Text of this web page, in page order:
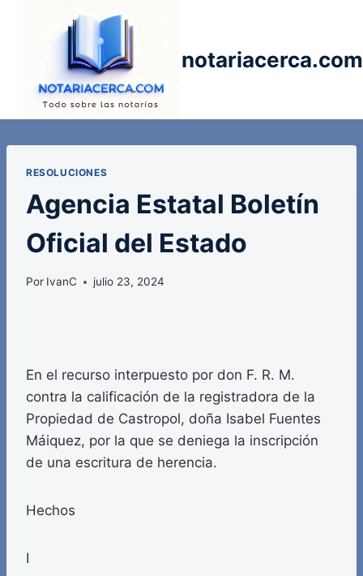
notariacerca.com
RESOLUCIONES
Agencia Estatal Boletín
Oficial del Estado
Por IvanC julio 23, 2024
En el recurso interpuesto por don F. R. M.
contra la calificación de la registradora de la
Propiedad de Castropol, doña Isabel Fuentes
Máiquez, por la que se deniega la inscripción
de una escritura de herencia.
Hechos
I